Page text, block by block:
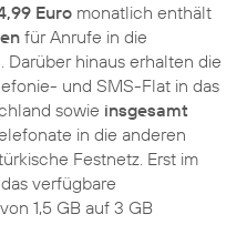
Euro monatlich enthält
für Anrufe in die
hinaus erhalten die
und SMS-Flat in das
sowie insgesamt
in die anderen
Festnetz. Erst im
verfügbare
1,5 GB auf 3 GB